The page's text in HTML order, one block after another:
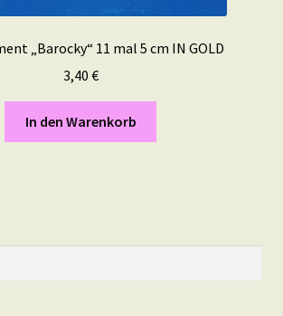
„Barocky“ 11 mal 5 cm IN GOLD
3,40 €
In den Warenkorb